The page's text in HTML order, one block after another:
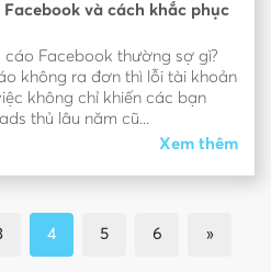
và cách khắc phục
Facebook thường sợ gì?
không ra đơn thì lỗi tài khoản
không chỉ khiến các bạn
thủ lâu năm cũ...
Xem thêm
4 5 6 »